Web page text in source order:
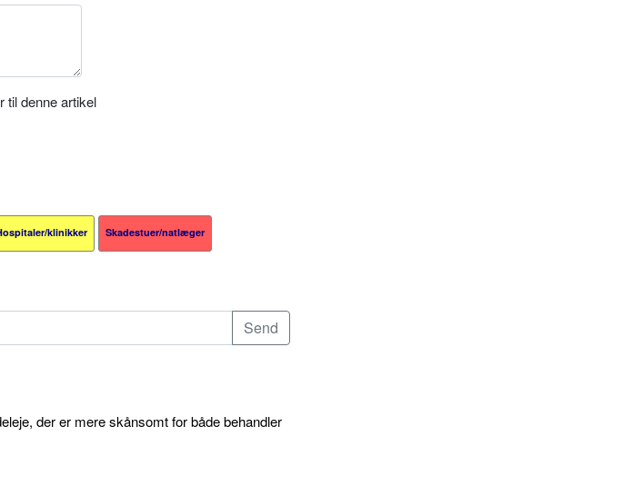
til denne artikel
klinikker Skadestuer/natlæger
der er mere skånsomt for både behandler